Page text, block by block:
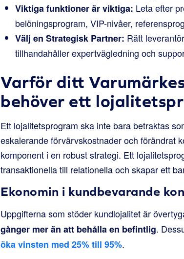
Viktiga funktioner är viktiga: Leta efter
belöningsprogram, VIP-nivåer,
Välj en Strategisk Partner: Rätt
tillhandahåller expertvägledning och
Varför ditt
behöver ett
Ett lojalitetsprogram ska inte bara betraktas
eskalerande förvärvskostnader och förändrat
komponent i en robust strategi. Ett
transaktionella till relationella och skapar ett
Ekonomin i kundbevarande
Uppgifterna som stöder kundlojalitet är
gånger mer än att behålla en befintlig.
öka vinsten med 25% till 95%.